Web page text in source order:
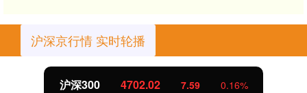
沪深京行情 实时轮播
沪深300 4702.02 7.59 0.16%